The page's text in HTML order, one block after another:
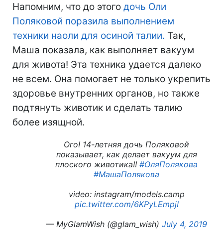
Напомним, что до этого дочь Оли
Поляковой поразила выполнением
техники наоли для осиной талии. Так,
Маша показала, как выполняет вакуум
для живота! Эта техника удается далеко
не всем. Она помогает не только укрепить
здоровье внутренних органов, но также
подтянуть животик и сделать талию
более изящной.
Ого! 14-летняя дочь Поляковой
показывает, как делает вакуум для
плоского животика!! #ОляПолякова
#МашаПолякова
video: instagram/models.camp
pic.twitter.com/6KPyLEmpjI
— MyGlamWish (@glam_wish) July 4, 2019